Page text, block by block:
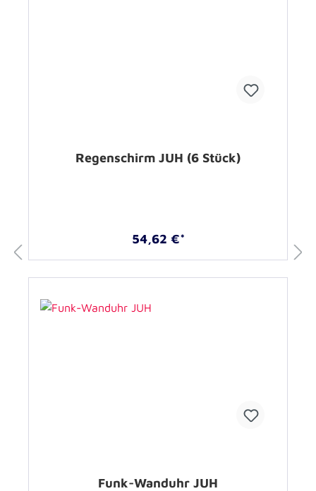
Regenschirm JUH (6 Stück)
54,62 €*
Funk-Wanduhr JUH